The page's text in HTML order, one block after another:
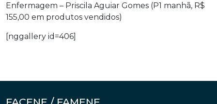
Enfermagem – Priscila Aguiar Gomes (P1 manhã, R$
155,00 em produtos vendidos)
[nggallery id=406]